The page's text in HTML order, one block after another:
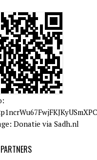
Donatie via Sadh.nl